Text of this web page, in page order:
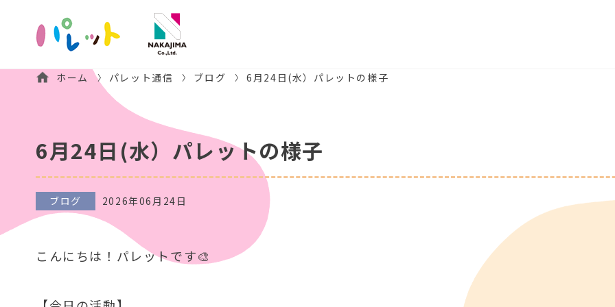
ホーム パレット通信 ブログ 6月24日(水）パレットの様子
6月24日(水）パレットの様子
ブログ 2026年06月24日
こんにちは！パレットです🎨